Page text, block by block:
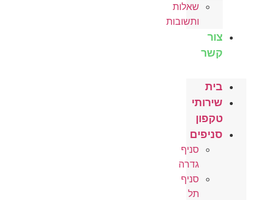
שאלות
ותשובות
צור
קשר
בית
שירותי
טקפון
סניפים
סניף
גדרה
סניף
תל